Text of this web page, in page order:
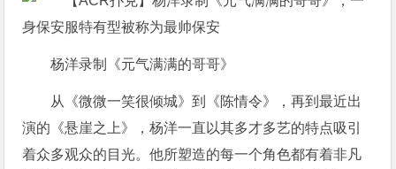
杨洋录制《元气满满的哥哥》
从《微微一笑很倾城》到《陈情令》，再到最近出
演的《悬崖之上》，杨洋一直以其多才多艺的特点吸引
着众多观众的目光。他所塑造的每一个角色都有着非凡